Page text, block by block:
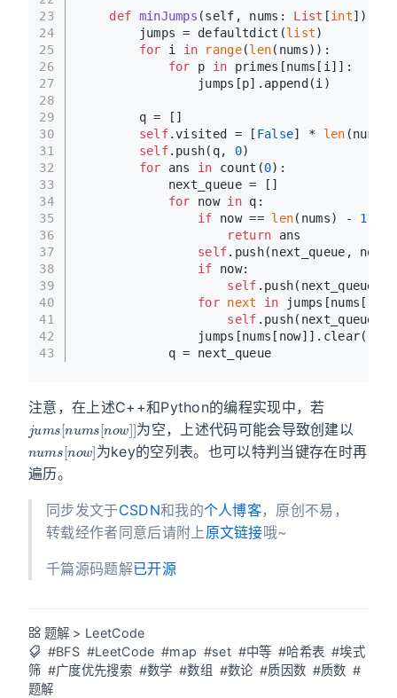
23
24
25
26
27
28
29
30
31
32
33
34
35
36
37
38
39
40
41
42
43
def minJumps (self, nums: List [int] ) ->
        jumps = defaultdict(
list)
for i in range(len(nums)):
for p in primes[nums[i]]:
                jumps[p].append(i)
        q = []
self.visited = [ False] * len (nums)
self.push(q, 0)
for ans in count(0):
            next_queue = []
for now in q:
if now == len(nums) - 1
return ans
self.push(next_queue, now
if now:
self .push(next_queue,
for next in
self .push(next_queue,
                jumps[nums[now]].clear()
            q = next_queue
注意，在上述C++和Python的编程实现中，若
jums[ nums[now ]]
为空，上述代码可能会导致创建以
nums[now]
为key的空列表。也可以特判当键存在时再
遍历。
同步发文于CSDN和我的个人博客，原创不易，
转载经作者同意后请附上 原文链接哦~
千篇源码题解已开源
题解 > LeetCode
#BFS #LeetCode #map #set #中等 #哈希表 #埃式
筛 #广度优先搜索 #数学 #数组 #数论 #质因数 #质数 #
题解